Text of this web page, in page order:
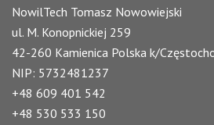
NowilTech Tomasz Nowowiejski
ul. M. Konopnickiej 259
42-260 Kamienica Polska k/
NIP: 5732481237
+48 609 401 542
+48 530 533 150